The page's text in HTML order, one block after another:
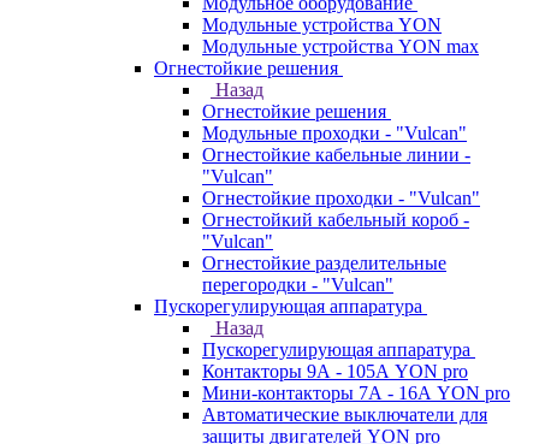
Модульные устройства YON
Модульные устройства YON max
Огнестойкие решения
Назад
Огнестойкие решения
Модульные проходки - "Vulcan"
Огнестойкие кабельные линии -
"Vulcan"
Огнестойкие проходки - "Vulcan"
Огнестойкий кабельный короб -
"Vulcan"
Огнестойкие разделительные
перегородки - "Vulcan"
Пускорегулирующая аппаратура
Назад
Пускорегулирующая аппаратура
Контакторы 9А - 105А YON pro
Мини-контакторы 7А - 16А YON pro
Автоматические выключатели для
защиты двигателей YON pro